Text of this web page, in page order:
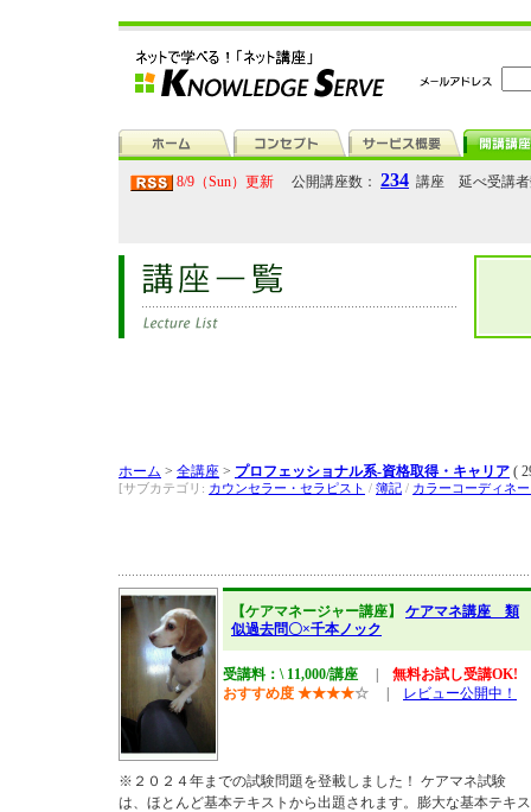
8/9（Sun）更新 公開講座数： 234 講座 延べ受講
ホーム > 全講座 > プロフェッショナル系-資格取得・キャリア (
[サブカテゴリ: カウンセラー・セラピスト / 簿記 / カラーコーディネ
【ケアマネージャー講座】 ケアマネ講座 類
似過去問〇×千本ノック
受講料：\ 11,000/講座
無料お試し受講OK!
おすすめ度 ★★★★☆ レビュー公開中！
※２０２４年までの試験問題を登載しました！ ケアマネ試験
は、ほとんど基本テキストから出題されます。膨大な基本テキス